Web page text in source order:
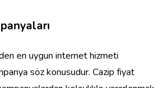
ı
en uygun internethizmeti
söz konusudur. Cazip fiyat